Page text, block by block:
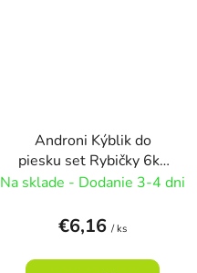
Androni Kýblik do
piesku set Rybičky 6ks
30cm
Na sklade - Dodanie 3-4 dni
€6,16 / ks